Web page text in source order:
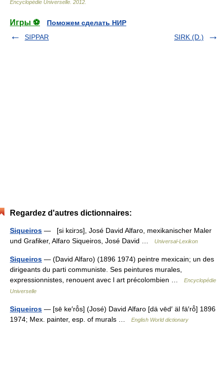
Encyclopédie Universelle 2012
Игры ⚽
Поможем сделать НИР
SIPPAR
SIRK (D.)
Regardez d'autres dictionnaires:
Siqueiros — [si kɛirɔs], José David Alfaro, mexikanischer Maler
und Grafiker, Alfaro Siqueiros, José David …
Universal-Lexikon
Siqueiros — (David Alfaro) (1896 1974) peintre mexicain; un des
dirigeants du parti communiste. Ses peintures murales,
expressionnistes, renouent avec l art précolombien …
Encyclopédie
Universelle
Siqueiros — [sē ke′rō̂s] (José) David Alfaro [dä vēd′ äl fä′rō̂] 1896
1974; Mex. painter, esp. of murals …
English World dictionary